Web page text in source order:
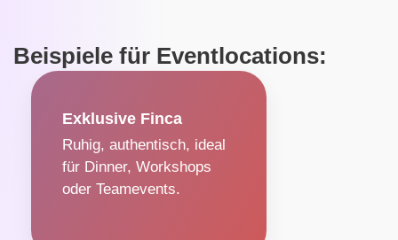
Beispiele für Eventlocations:
Exklusive Finca
Ruhig, authentisch, ideal
für Dinner, Workshops
oder Teamevents.